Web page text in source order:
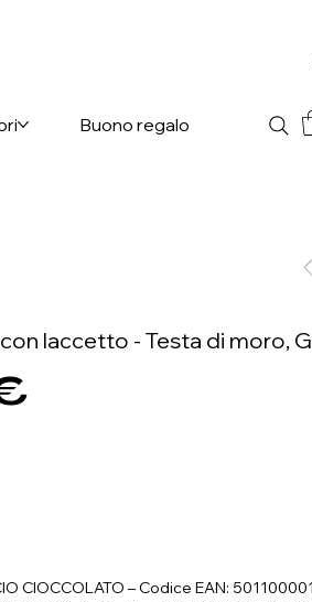
Buono regalo
laccetto - Testa di moro,
CIOCCOLATO – Codice EAN: